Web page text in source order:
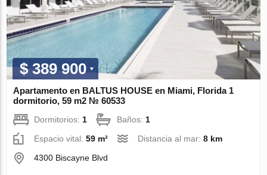
$ 389 900
Apartamento en BALTUS HOUSE en Miami, Florida 1
dormitorio, 59 m2 № 60533
Dormitorios: 1 Baños: 1
Espacio vital:59 m² Distancia al mar:8 km
4300 Biscayne Blvd